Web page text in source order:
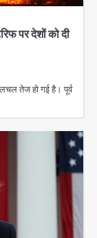
पर देशों को दी
तेज हो गई है। पूर्व
सुरक्षा को लेकर
on Shakib
हसीना की
पर भड़का
स्थित घर पर